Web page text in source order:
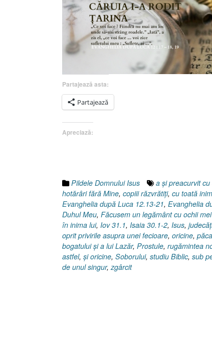
Partajează asta:
Partajează
Apreciază:
Pildele Domnului Isus a şi preacurvit cu
hotărâri fără Mine, copiii răzvrătiţi, cu toată
Evanghelia după Luca 12.13-21, Evanghelia
Duhul Meu, Făcusem un legământ cu ochii
în inima lui, Iov 31.1, Isaia 30.1-2, Isus,
oprit privirile asupra unei fecioare, oricine,
bogatului şi a lui Lazăr, Prostule, rugămintea
astfel, şi oricine, Soborului, studiu Biblic, sub
de unul singur,zgârcit